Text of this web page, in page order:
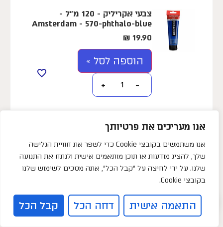
אנו מעריכים את פרטיותך
אנו משתמשים בקובצי Cookie כדי לשפר את חוויית הגלישה
שלך, להציג מודעות או תוכן מותאמים אישית ולנתח את התנועה
שלנו. על ידי לחיצה על "קבל הכל", אתה מסכים לשימוש שלנו
בקובצי Cookie.
התאמה אישית דחה הכל קבל הכל
צבעי אקריליק - 120 מ"ל -
Amsterdam - 570-phthalo-blue
19.90
₪
הוספה לסל »
−
+
צבעי אקריליק - 120 מ"ל -
Amsterdam - 605-brilliant-
green
הוספה לסל »
צריכים עזרה?